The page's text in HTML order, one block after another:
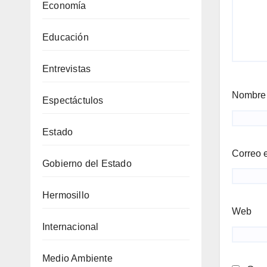
Economía
Educación
Entrevistas
Espectáctulos
Estado
Gobierno del Estado
Hermosillo
Internacional
Medio Ambiente
Nombre
Correo
Web